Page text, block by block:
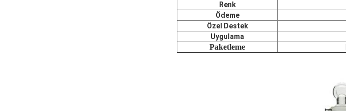
Renk
Ödeme
Özel Destek
Uygulama
Paketleme